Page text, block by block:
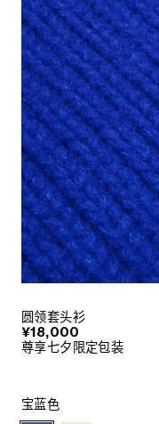
圆领套头衫
¥18,000
尊享七夕限定包装
宝蓝色